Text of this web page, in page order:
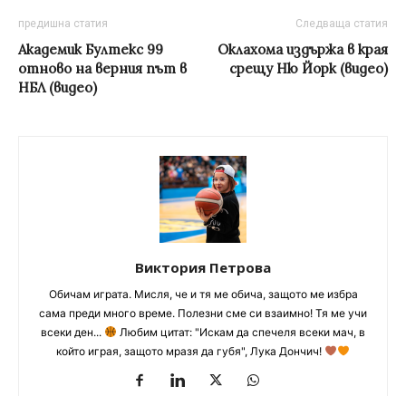
предишна статия
Академик Бултекс 99
отново на верния път в
НБЛ (видео)
Следваща статия
Оклахома издържа в края
срещу Ню Йорк (видео)
Виктория Петрова
Обичам играта. Мисля, че и тя ме обича, защото ме избра
сама преди много време. Полезни сме си взаимно! Тя ме учи
всеки ден...
Любим цитат: "Искам да спечеля всеки мач, в
който играя, защото мразя да губя", Лука Дончич!